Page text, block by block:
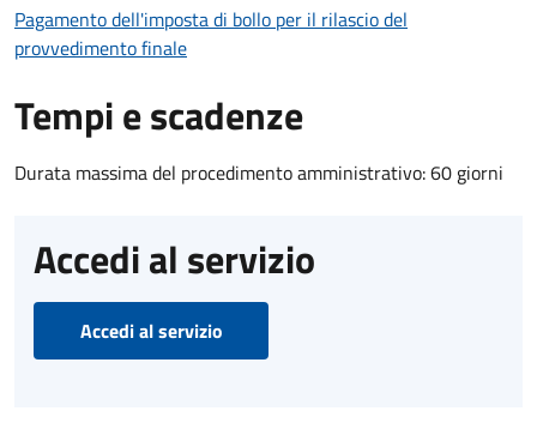
Pagamento dell'imposta di bollo per il rilascio del
provvedimento finale
Tempi e scadenze
Durata massima del procedimento amministrativo: 60 giorni
Accedi al servizio
Accedi al servizio